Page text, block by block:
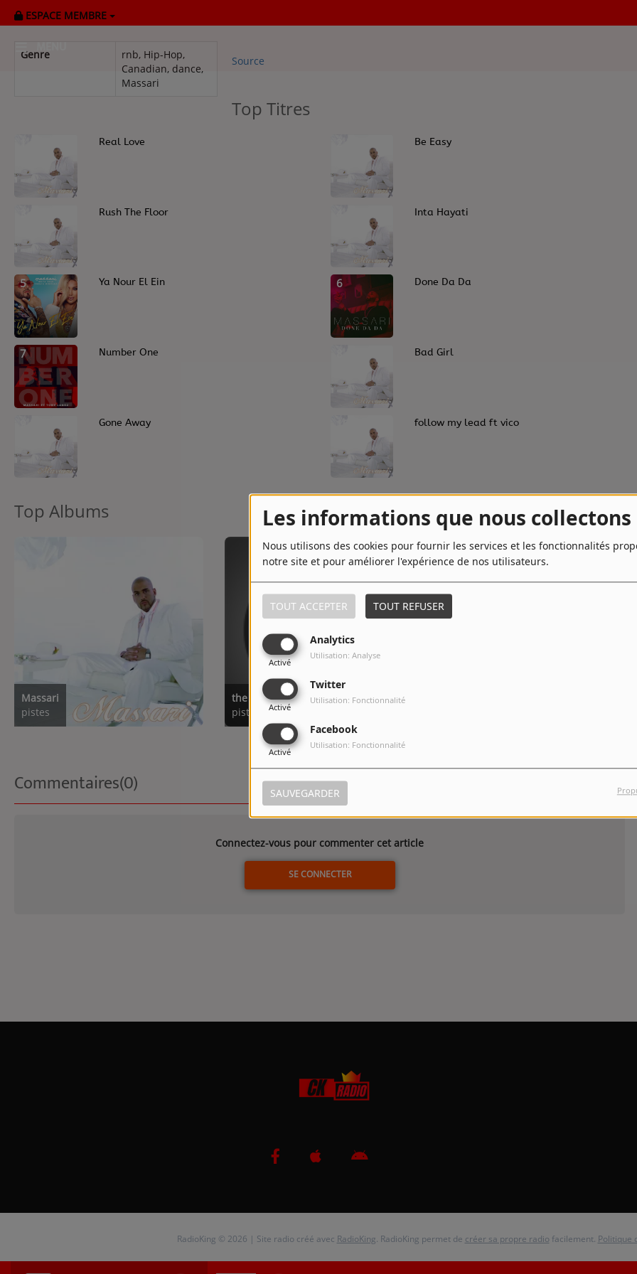
Les informations que nous collectons
Nous utilisons des cookies pour fournir les services et les fonctionnalités
notre site et pour améliorer l'expérience de nos utilisateurs.
TOUT ACCEPTER TOUT REFUSER
Analytics
Activé
Utilisation: Analyse
Twitter
Activé
Utilisation: Fonctionnalité
Facebook
Activé
Utilisation: Fonctionnalité
SAUVEGARDER
ESPACE MEMBRE
MENU
CK RADIO Line-up
PODCASTS
Cultur'Ciné - Jean Meurice
CONCOURS
Contact
Contact
Régie Publicitaire
Fréquences
Recherche d'un titre
Genre
rnb, Hip-Hop,
Canadian, dance,
Massari
Source
Top Titres
Real Love Be Easy
Rush The Floor Inta Hayati
5 Ya Nour El Ein 6 Done Da Da
7 Number One Bad Girl
Gone Away follow my lead ft vico
Top Albums
Massari
pistes
the best of massari
pistes
Commentaires(0)
Connectez-vous pour commenter cet article
SE CONNECTER
RadioKing © 2026 | Site radio créé avec RadioKing. RadioKing permet de créer sa propre radio facilement. Politique